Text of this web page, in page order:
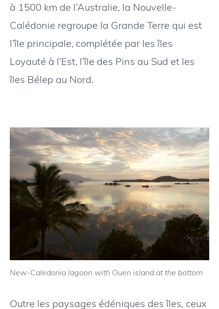
à 1500 km de l’Australie, la Nouvelle-
Calédonie regroupe la Grande Terre qui est
l’île principale, complétée par les îles
Loyauté à l’Est, l’île des Pins au Sud et les
îles Bélep au Nord.
New-Caledonia lagoon with Ouen island at the bottom
Outre les paysages édéniques des îles, ceux